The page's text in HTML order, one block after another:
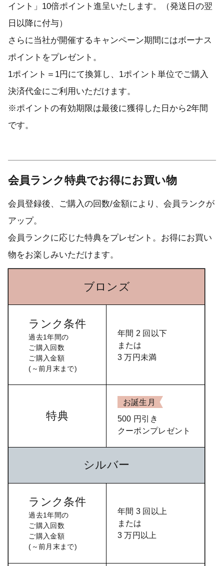
イント」10倍ポイント進呈いたします。（発送日の翌
日以降に付与）
さらに当社が開催するキャンペーン期間にはボーナス
ポイントをプレゼント。
1ポイント＝1円にて換算し、1ポイント単位でご購入
決済代金にご利用いただけます。
※ポイントの有効期限は最後に獲得した日から2年間
です。
会員ランク特典でお得にお買い物
会員登録後、ご購入の回数/金額により、会員ランクが
アップ。
会員ランクに応じた特典をプレゼント。お得にお買い
物をお楽しみいただけます。
シルバー
条
の
ご
金
ブロンズ
ランク条件
過去1年間の
ご購入回数
ご購入金額
(～前月末まで)
年間 2 回以下
または
3 万円未満
特典
お誕生月
500 円引き
クーポンプレゼント
シルバー
ランク条件
過去1年間の
ご購入回数
ご購入金額
(～前月末まで)
年間 3 回以上
または
3 万円以上